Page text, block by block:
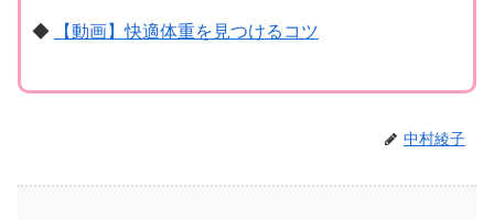
◆ 【動画】快適体重を見つけるコツ
中村綾子